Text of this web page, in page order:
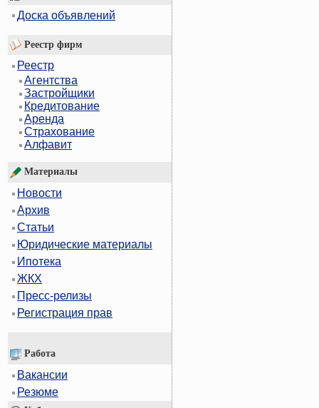
Доска объявлений
Реестр фирм
Реестр
Агентства
Застройщики
Кредитование
Аренда
Страхование
Алфавит
Материалы
Новости
Архив
Статьи
Юридические материалы
Ипотека
ЖКХ
Пресс-релизы
Регистрация прав
Работа
Вакансии
Резюме